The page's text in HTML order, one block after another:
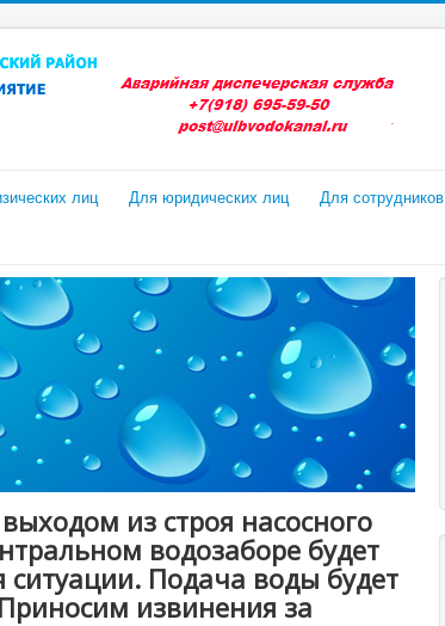
лиц Для юридических лиц Для сотрудников
из строя насосного
водозаборе будет
Подача воды будет
извинения за